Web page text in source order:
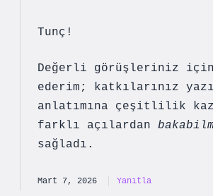
Tunç!
Değerli görüşleriniz
ederim; katkılarınız
anlatımına çeşitlilik
farklı açılardan
sağladı.
Mart 7, 2026 Yanıtla